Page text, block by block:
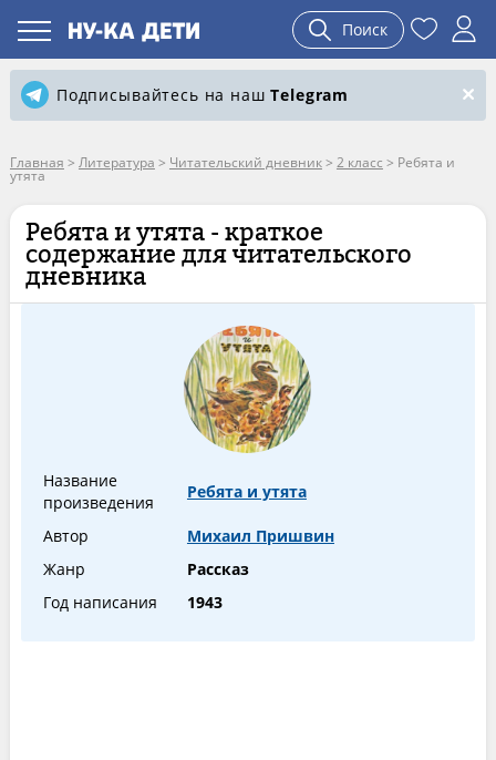
Поиск
Подписывайтесь на нашTelegram
Главная > Литература > Читательский дневник> 2 класс > Ребята и
утята
Ребята и утята - краткое
содержание для читательского
дневника
Название
произведения
Ребята и утята
Автор
Михаил Пришвин
Жанр
Рассказ
Год написания
1943